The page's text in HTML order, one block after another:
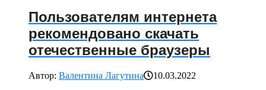
Пользователям интернета
рекомендовано скачать
отечественные браузеры
Автор: Валентина Лагутина 10.03.2022